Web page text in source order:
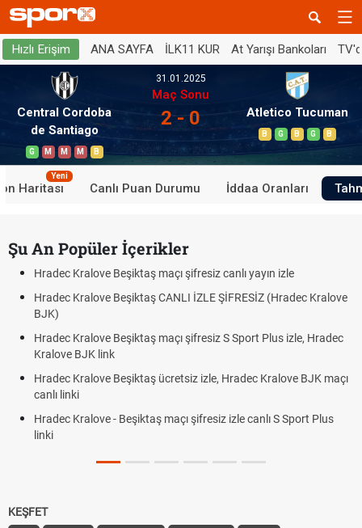
Hızlı Erişim ANA SAYFA İLK11 KUR At Yarışı Bankoları
Central Cordoba
de Santiago
G M M M B
31.01.2025
Maç Sonu
2 - 0 Atletico Tucuman
B G B G B
Haritası
Yeni
Canlı Puan Durumu İddaa Oranları
Şu An Popüler İçerikler
Hradec Kralove Beşiktaş maçı şifresiz canlı yayın izle
Hradec Kralove Beşiktaş CANLI İZLE ŞİFRESİZ (Hradec Kralove
BJK)
Hradec Kralove Beşiktaş maçı şifresiz S Sport Plus izle, Hradec
Kralove BJK link
Hradec Kralove Beşiktaş ücretsiz izle, Hradec Kralove BJK maçı
canlı linki
Hradec Kralove - Beşiktaş maçı şifresiz izle canlı S Sport Plus
linki
KEŞFET